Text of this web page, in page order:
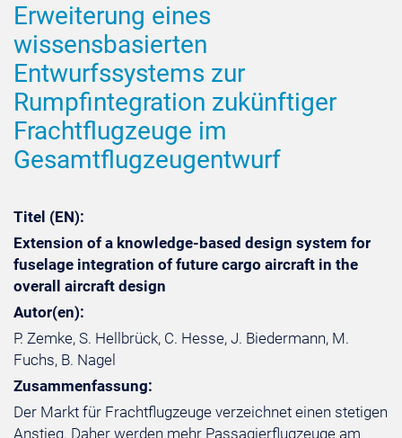
Erweiterung eines
wissensbasierten
Entwurfssystems zur
Rumpfintegration zukünftiger
Frachtflugzeuge im
Gesamtflugzeugentwurf
Titel (EN):
Extension of a knowledge-based design system for
fuselage integration of future cargo aircraft in the
overall aircraft design
Autor(en):
P. Zemke, S. Hellbrück, C. Hesse, J. Biedermann, M.
Fuchs, B. Nagel
Zusammenfassung:
Der Markt für Frachtflugzeuge verzeichnet einen stetigen
Anstieg. Daher werden mehr Passagierflugzeuge am